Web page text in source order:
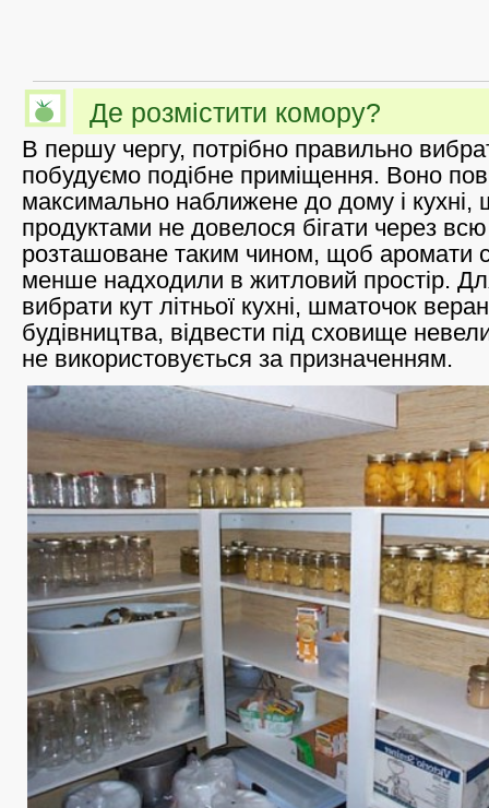
Де розмістити комору?
В першу чергу, потрібно правильно
побудуємо подібне приміщення. Воно
максимально наближене до дому і кухні,
продуктами не довелося бігати через всю
розташоване таким чином, щоб аромати
менше надходили в житловий простір.
вибрати кут літньої кухні, шматочок
будівництва, відвести під сховище
не використовується за призначенням.